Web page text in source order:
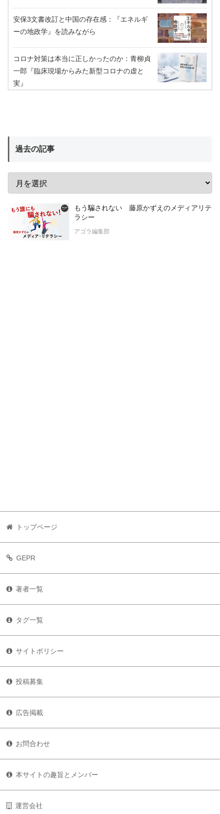
安保3文書改訂と中国の存在感：『エネルギ
ーの地政学』を読みながら
コロナ対策は本当に正しかったのか：青柳貞
一郎『臨床現場からみた新型コロナの虚と
実』
過去の記事
もう騙されない 藤原かずえのメディアリテ
ラシー
アゴラ編集部
トップページ
GEPR
著者一覧
タグ一覧
サイトポリシー
投稿募集
広告掲載
お問合わせ
本サイトの趣旨とメンバー
運営会社